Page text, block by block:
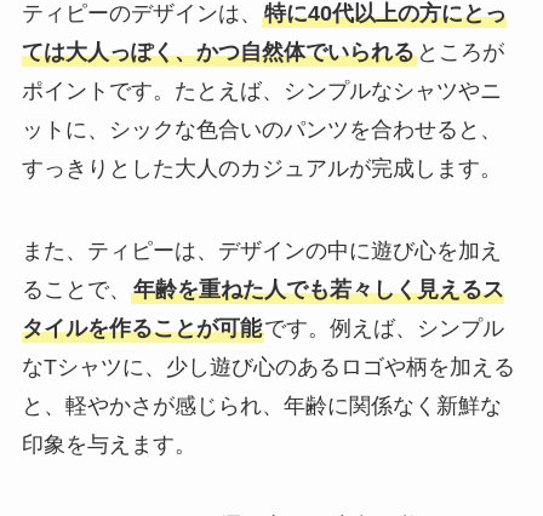
ティピーのデザインは、 特に40代以上の方にとっ
ては大人っぽく、かつ自然体でいられるところが
ポイントです。たとえば、シンプルなシャツやニ
ットに、シックな色合いのパンツを合わせると、
すっきりとした大人のカジュアルが完成します。
また、ティピーは、デザインの中に遊び心を加え
ることで、 年齢を重ねた人でも若々しく見えるス
タイルを作ることが可能です。例えば、シンプル
なTシャツに、少し遊び心のあるロゴや柄を加える
と、軽やかさが感じられ、年齢に関係なく新鮮な
印象を与えます。